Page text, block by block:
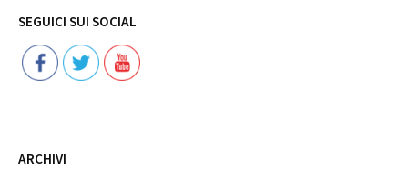
SEGUICI SUI SOCIAL
ARCHIVI